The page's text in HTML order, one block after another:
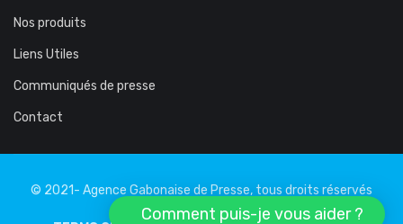
Nos produits
Liens Utiles
Communiqués de presse
Contact
© 2021- Agence Gabonaise de Presse, tous droits réservés
Comment puis-je vous aider ?